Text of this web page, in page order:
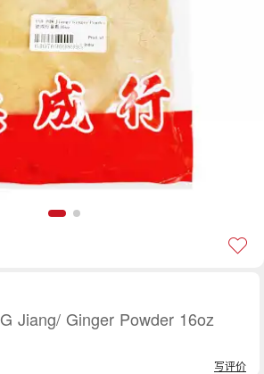
Jiang/ Ginger Powder 16oz
写评价